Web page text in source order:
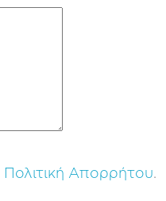
Πολιτική Απορρήτου.